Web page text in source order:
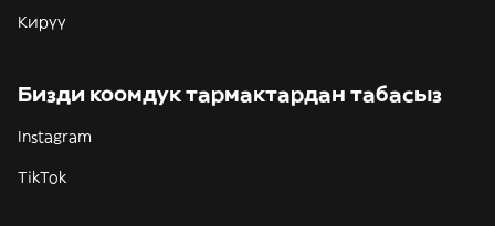
Кирүү
Бизди коомдук тармактардан табасыз
Instagram
TikTok